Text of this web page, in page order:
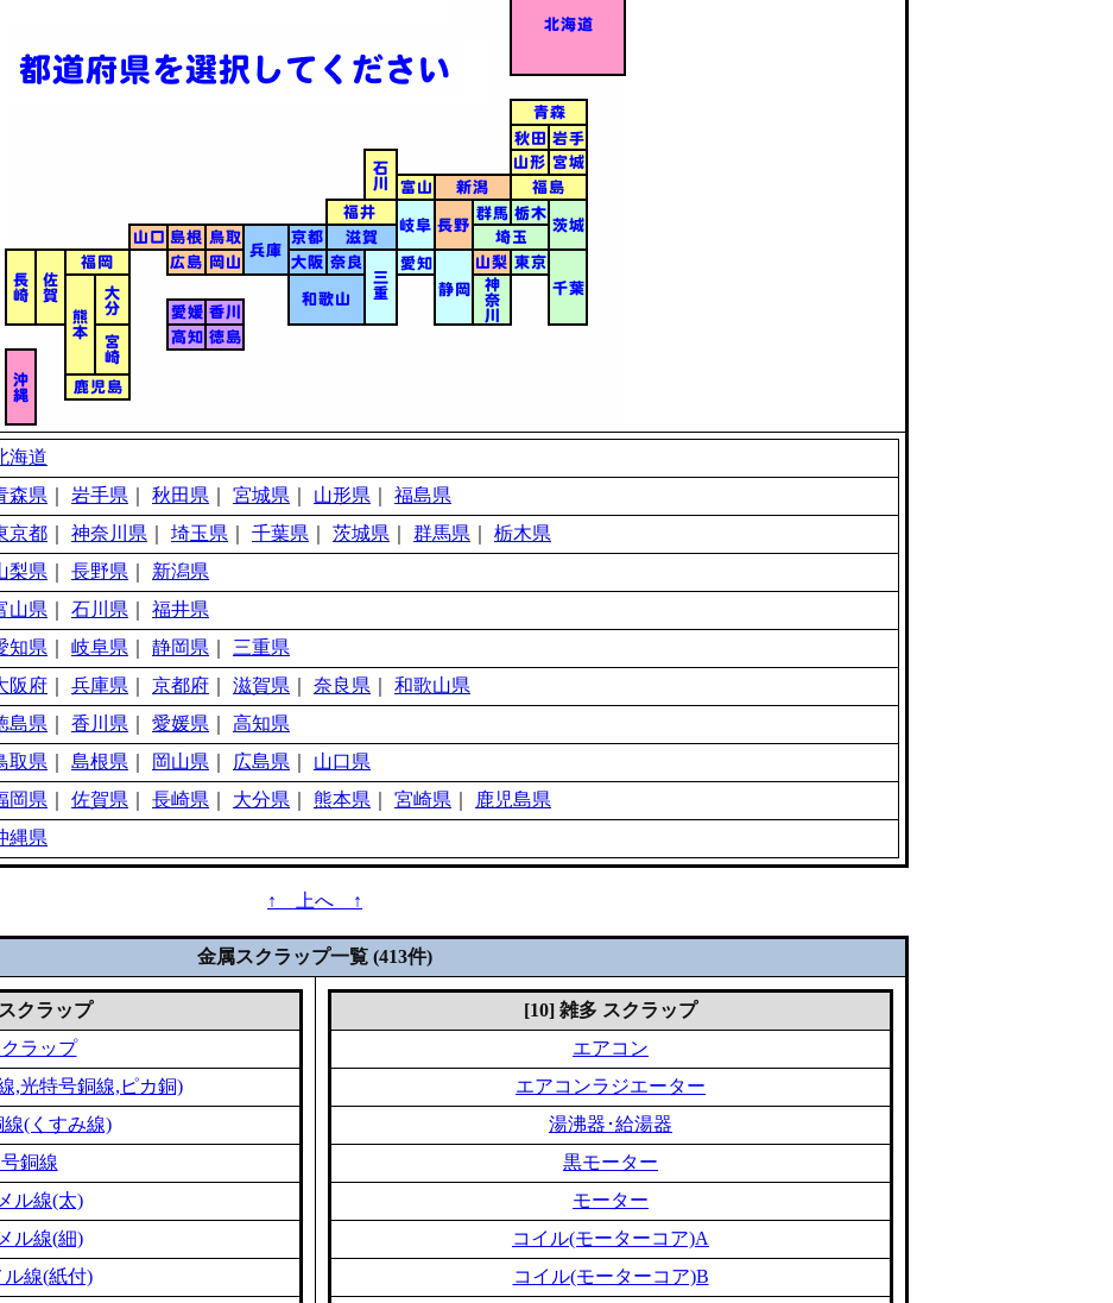
海道
森県 岩手県 秋田県 宮城県 山形県
福島県
京都 神奈川県 埼玉県 千葉県 茨城県 群馬県
栃木県
梨県 長野県
新潟県
山県 石川県
福井県
知県 岐阜県 静岡県
三重県
阪府 兵庫県 京都府 滋賀県 奈良県
和歌山県
島県 香川県 愛媛県
高知県
取県 島根県 岡山県 広島県
山口県
岡県 佐賀県 長崎県 大分県 熊本県 宮崎県
鹿児島県
縄県
↑ 上へ ↑
金属スクラップ一覧 (413件)
クラップ
ラップ
,光特号銅線,ピカ銅)
(くすみ線)
銅線
ル線(太)
ル線(細)
ル線(紙付)
[10] 雑多 スクラップ
エアコン
エアコンラジエーター
湯沸器･給湯器
黒モーター
モーター
コイル(モーターコア)A
コイル(モーターコア)B